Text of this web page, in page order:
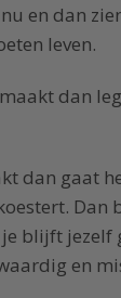
en dan
leven.
dan
dan gaat
Dan
blijft jezelf
en